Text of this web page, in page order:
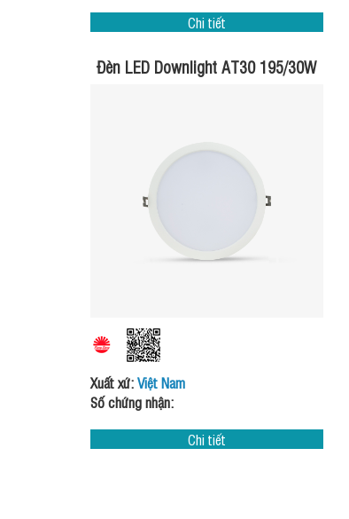
Chi tiết
Đèn LED Downlight AT30 195/30W
Xuất xứ:Việt Nam
Số chứng nhận:
Chi tiết